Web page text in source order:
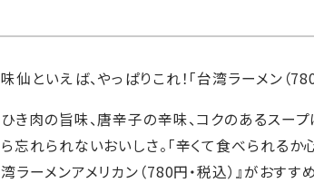
味仙といえば、やっぱりこれ！「台湾ラーメン（780
ひき肉の旨味、唐辛子の辛味、コクのあるスー
ら忘れられないおいしさ。「辛くて食べられるか
湾ラーメンアメリカン（780円・税込）』がおすす